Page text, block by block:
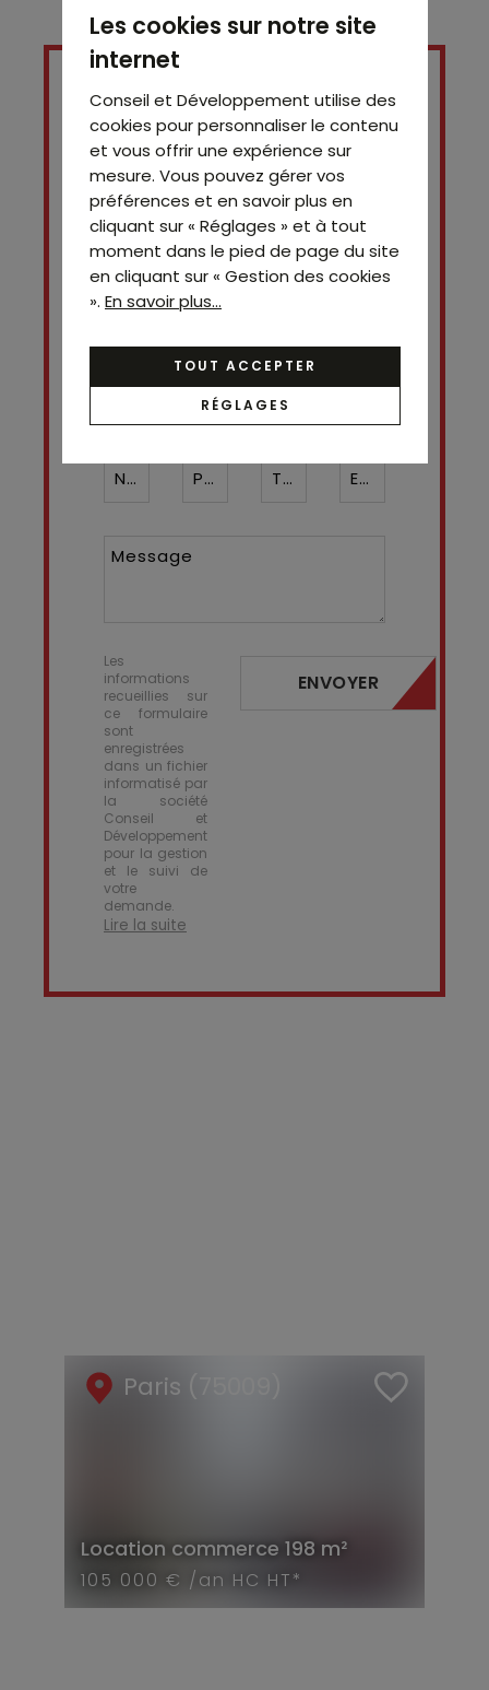
06 51 73 74 44
Nom* Prénom Téléphone ¹* Email*
Message
Les
informations
recueillies sur
ce formulaire
sont
enregistrées
dans un fichier
informatisé par
la société
Conseil et
Développement
pour la gestion
et le suivi de
votre
demande.
Lire la suite
ENVOYER
Paris (75009)
Location commerce 198 m²
105 000 € /an HC HT*
Les cookies sur notre site
internet
Conseil et Développement utilise des
cookies pour personnaliser le contenu
et vous offrir une expérience sur
mesure. Vous pouvez gérer vos
préférences et en savoir plus en
cliquant sur « Réglages » et à tout
moment dans le pied de page du site
en cliquant sur « Gestion des cookies
». En savoir plus...
TOUT ACCEPTER
RÉGLAGES